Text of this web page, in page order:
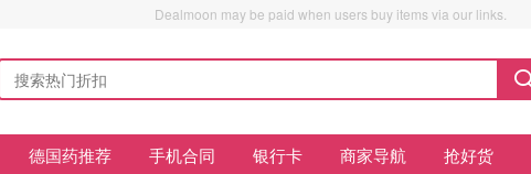
Dealmoon may be paid when users buy items via our links.
德国药推荐 手机合同 银行卡 商家导航 抢好货